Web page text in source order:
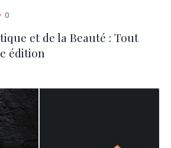
0
et de la Beauté : Tout
édition